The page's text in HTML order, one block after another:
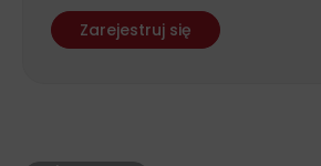
Zarejestruj się